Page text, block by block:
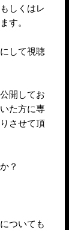
しくはレ
す。
して視聴
開してお
た方に専
させて頂
？
ついても